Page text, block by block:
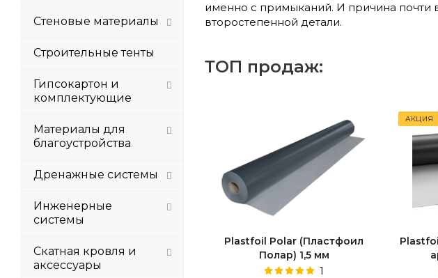
именно с примыканий. И причина почти
второстепенной детали.
ТОП продаж:
Plastfoil Polar (Пластфоил
Полар) 1,5 мм
1
АКЦИЯ
Стеновые материалы
Строительные тенты
Гипсокартон и
комплектующие
Материалы для
благоустройства
Дренажные системы
Инженерные
системы
Скатная кровля и
аксессуары